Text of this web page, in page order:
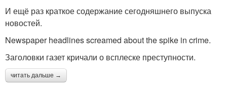
И ещё раз краткое содержание сегодняшнего выпуска
новостей.
Newspaper headlines screamed about the spike in crime.
Заголовки газет кричали о всплеске преступности.
читать дальше →